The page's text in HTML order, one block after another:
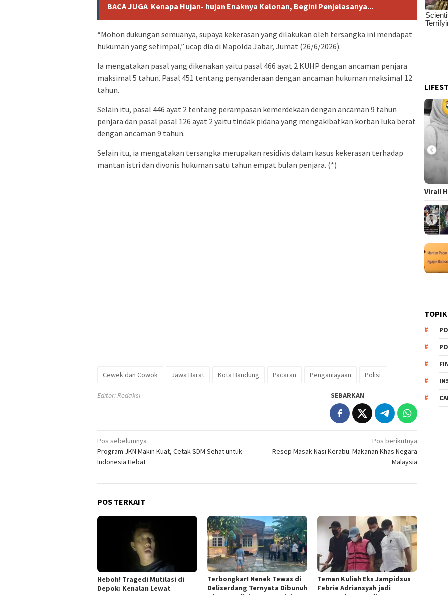
BACA JUGA Kenapa Hujan- hujan Enaknya Kelonan, Begini Penjelasanya...
“Mohon dukungan semuanya, supaya kekerasan yang dilakukan oleh tersangka ini mendapat
hukuman yang setimpal,” ucap dia di Mapolda Jabar, Jumat (26/6/2026).
Ia mengatakan pasal yang dikenakan yaitu pasal 466 ayat 2 KUHP dengan ancaman penjara
maksimal 5 tahun. Pasal 451 tentang penyanderaan dengan ancaman hukuman maksimal 12
tahun.
Selain itu, pasal 446 ayat 2 tentang perampasan kemerdekaan dengan ancaman 9 tahun
penjara dan pasal pasal 126 ayat 2 yaitu tindak pidana yang mengakibatkan korban luka berat
dengan ancaman 9 tahun.
Selain itu, ia mengatakan tersangka merupakan residivis dalam kasus kekerasan terhadap
mantan istri dan divonis hukuman satu tahun empat bulan penjara. (*)
Cewek dan Cowok Jawa Barat Kota Bandung Pacaran Penganiayaan Polisi
Editor: Redaksi SEBARKAN
Navigasi
pos
Pos sebelumnya
Program JKN Makin Kuat, Cetak SDM Sehat untuk
Indonesia Hebat
Pos berikutnya
Resep Masak Nasi Kerabu: Makanan Khas Negara
Malaysia
POS TERKAIT
Heboh! Tragedi Mutilasi di
Depok: Kenalan Lewat
Terbongkar! Nenek Tewas di
Deliserdang Ternyata Dibunuh
Teman Kuliah Eks Jampidsus
Febrie Adriansyah jadi
Viral!